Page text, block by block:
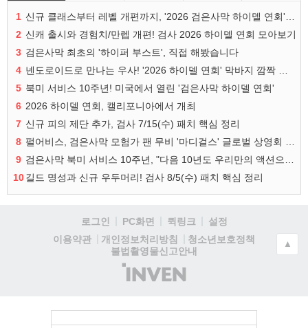
1
2 신캐 출시와 경험치/만렙 개편! 검사 2026 하이델 연회 모아보기
3 검은사막 최초의 '하이퍼 부스트', 직접 해봤습니다
4
5 북미 서비스 10주년! 미국에서 열린 '검은사막 하이델 연회'
6 2026 하이델 연회, 캘리포니아에서 개최
7 신규 피의 제단 추가, 검사 7/15(수) 패치 핵심 정리
8
9
10길드 명성과 신규 우두머리! 검사 8/5(수) 패치 핵심 정리
로그인 PC화면 퀵링크
설정
이용약관
개인정보처리방침
청소년보호정책
불법촬영물신고안내
(주)
인
▲